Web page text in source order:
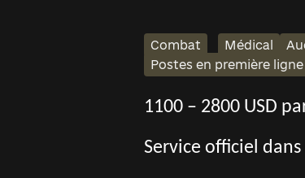
Combat Médical
Postes en première ligne
1100 – 2800 USD
Service officiel